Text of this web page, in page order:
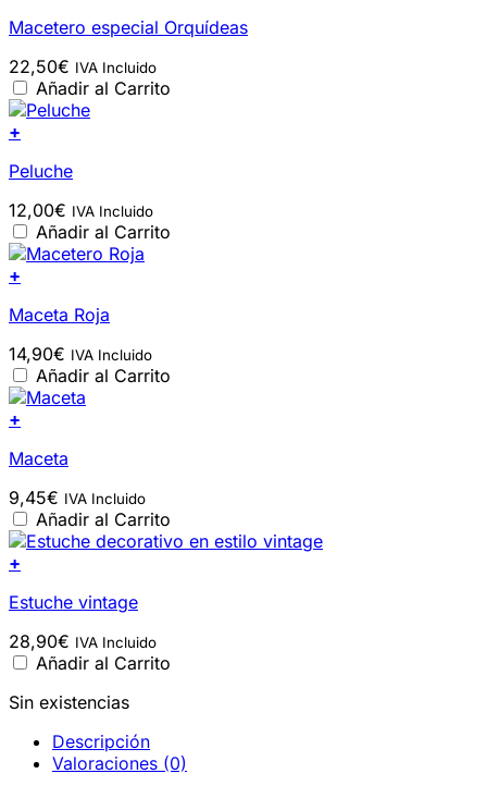
Macetero especial Orquídeas
22,50€ IVA Incluido
Añadir al Carrito
+
Peluche
12,00€ IVA Incluido
Añadir al Carrito
+
Maceta Roja
14,90€ IVA Incluido
Añadir al Carrito
+
Maceta
9,45€ IVA Incluido
Añadir al Carrito
+
Estuche vintage
28,90€ IVA Incluido
Añadir al Carrito
Sin existencias
Descripción
Valoraciones (0)